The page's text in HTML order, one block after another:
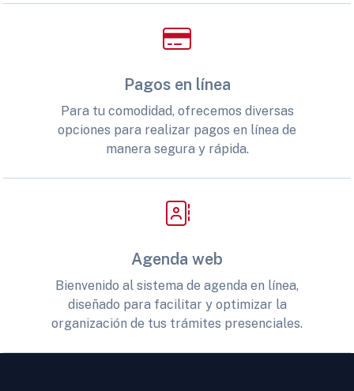
Pagos en línea
Para tu comodidad, ofrecemos diversas
opciones para realizar pagos en línea de
manera segura y rápida.
Agenda web
Bienvenido al sistema de agenda en línea,
diseñado para facilitar y optimizar la
organización de tus trámites presenciales.